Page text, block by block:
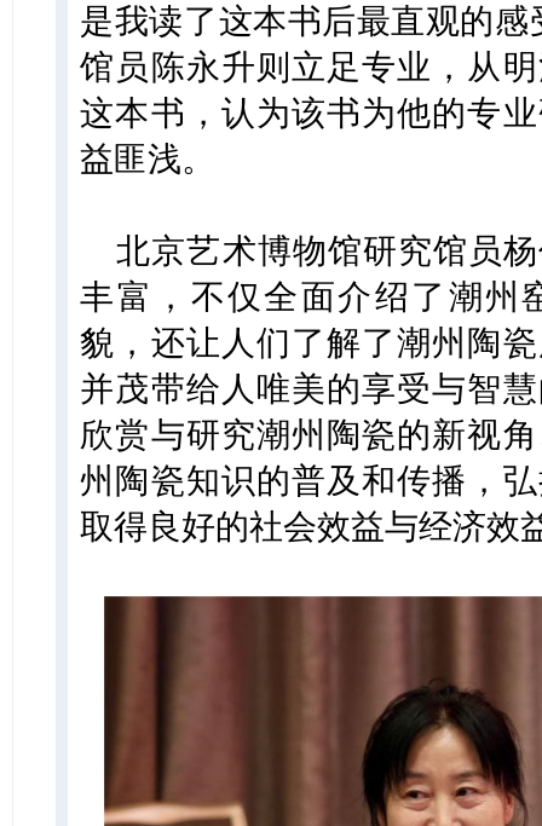
是我读了这本书后最直观的
馆员陈永升则立足专业，从
这本书，认为该书为他的专
益匪浅。
北京艺术博物馆研究馆员
丰富，不仅全面介绍了潮州
貌，还让人们了解了潮州陶
并茂带给人唯美的享受与智
欣赏与研究潮州陶瓷的新视
州陶瓷知识的普及和传播，
取得良好的社会效益与经济效